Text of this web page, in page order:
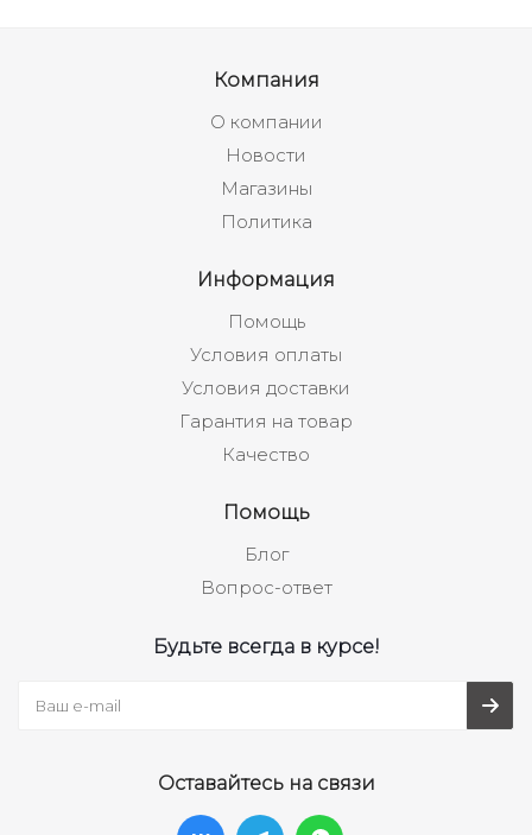
Компания
О компании
Новости
Магазины
Политика
Информация
Помощь
Условия оплаты
Условия доставки
Гарантия на товар
Качество
Помощь
Блог
Вопрос-ответ
Будьте всегда в курсе!
Оставайтесь на связи